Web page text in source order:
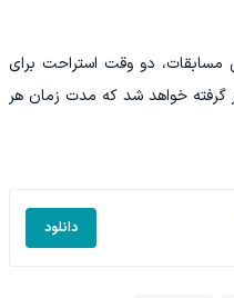
مسابقات، دو وقت استراحت برای
هر نیمه در نظر گرفته خواهد شد که مدت زمان هر
دانلود